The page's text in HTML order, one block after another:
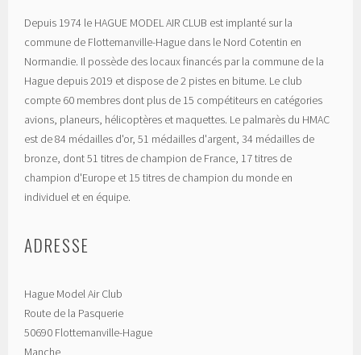
Depuis 1974 le HAGUE MODEL AIR CLUB est implanté sur la
commune de Flottemanville-Hague dans le Nord Cotentin en
Normandie. Il possède des locaux financés par la commune de la
Hague depuis 2019 et dispose de 2 pistes en bitume. Le club
compte 60 membres dont plus de 15 compétiteurs en catégories
avions, planeurs, hélicoptères et maquettes. Le palmarès du HMAC
est de 84 médailles d'or, 51 médailles d'argent, 34 médailles de
bronze, dont 51 titres de champion de France, 17 titres de
champion d'Europe et 15 titres de champion du monde en
individuel et en équipe.
ADRESSE
Hague Model Air Club
Route de la Pasquerie
50690 Flottemanville-Hague
Manche